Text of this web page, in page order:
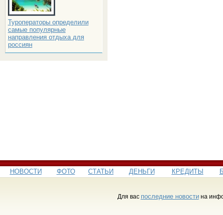
Туроператоры определили
самые популярные
направления отдыха для
россиян
НОВОСТИ ФОТО СТАТЬИ ДЕНЬГИ КРЕДИТЫ
Для вас последние новостина